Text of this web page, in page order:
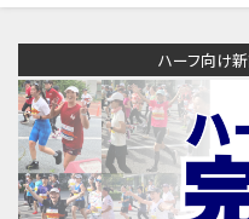
ハーフ向け新